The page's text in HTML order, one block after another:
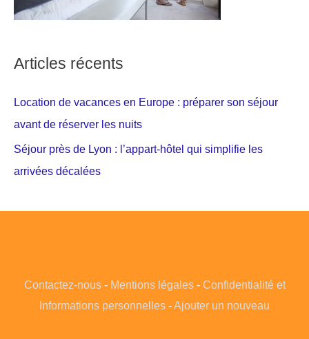
Articles récents
Location de vacances en Europe : préparer son séjour
avant de réserver les nuits
Séjour près de Lyon : l’appart-hôtel qui simplifie les
arrivées décalées
Contactez-nous- Mentions légales- Confidentialité et
Informations personnelles -Ajouter un nouveau